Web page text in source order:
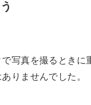
写真を撮るときに
りませんでした。